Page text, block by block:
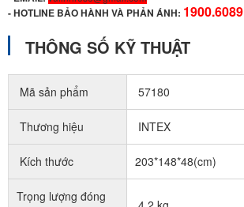
-HOTLINE BẢO HÀNH VÀ PHẢN ÁNH: 1900.6089
THÔNG SỐ KỸ THUẬT
Mã sản phẩm 57180
Thương hiệu INTEX
Kích thước 203*148*48(cm)
Trọng lượng đóng